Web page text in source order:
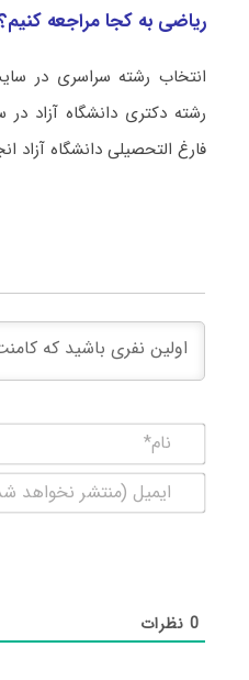
ریاضی به کجا مراجعه
انتخاب رشته سراسری در
رشته دکتری دانشگاه آزاد
فارغ التحصیلی دانشگاه آزاد
0نظرات